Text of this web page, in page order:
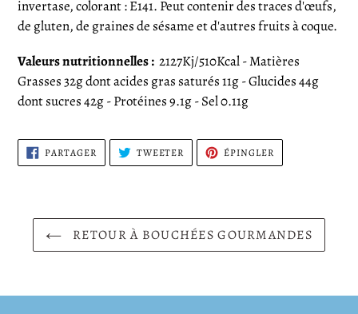
invertase, colorant : E141. Peut contenir des traces d'œufs,
de gluten, de graines de sésame et d'autres fruits à coque.
Valeurs nutritionnelles : 2127Kj/510Kcal - Matières
Grasses 32g dont acides gras saturés 11g - Glucides 44g
dont sucres 42g - Protéines 9.1g - Sel 0.11g
PARTAGER PARTAGER
SUR
FACEBOOK
TWEETER TWEETER
TWITTER
ÉPINGLER
PINTEREST
RETOUR À BOUCHÉES GOURMANDES